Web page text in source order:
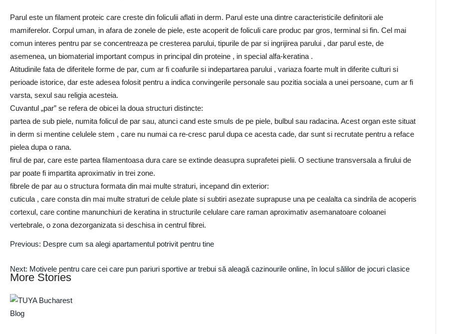
Parul este un filament proteic care creste din foliculii aflati in derm. Parul este una dintre caracteristicile definitorii ale
mamiferelor. Corpul uman, in afara de zonele de piele, este acoperit de foliculi care produc par gros, terminal si fin. Cel mai
comun interes pentru par se concentreaza pe cresterea parului, tipurile de par si ingrijirea parului , dar parul este, de
asemenea, un biomaterial important compus in principal din proteine , in special alfa-keratina .
Atitudinile fata de diferitele forme de par, cum ar fi coafurile si indepartarea parului , variaza foarte mult in diferite culturi si
perioade istorice, dar este adesea folosit pentru a indica convingerile personale sau pozitia sociala a unei persoane, cum ar fi
varsta, sexul sau religia acesteia.
Cuvantul „par” se refera de obicei la doua structuri distincte:
partea de sub piele, numita folicul de par sau, atunci cand este smuls de pe piele, bulbul sau radacina. Acest organ este situat
in derm si mentine celulele stem , care nu numai ca re-cresc parul dupa ce acesta cade, dar sunt si recrutate pentru a reface
pielea dupa o rana.
firul de par, care este partea filamentoasa dura care se extinde deasupra suprafetei pielii. O sectiune transversala a firului de
par poate fi impartita aproximativ in trei zone.
fibrele de par au o structura formata din mai multe straturi, incepand din exterior:
cuticula , care consta din mai multe straturi de celule plate si subtiri asezate suprapuse una pe cealalta ca sindrila de acoperis
cortexul, care contine manunchiuri de keratina in structurile celulare care raman aproximativ asemanatoare coloanei
vertebrale, o zona dezorganizata si deschisa in centrul fibrei.
Previous: Despre cum sa alegi apartamentul potrivit pentru tine
Next: Motivele pentru care cei care pun pariuri sportive ar trebui să aleagă cazinourile online, în locul sălilor de jocuri clasice
More Stories
Blog